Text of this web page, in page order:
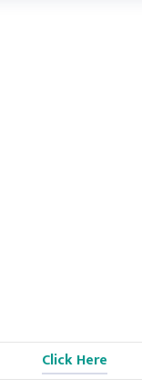
Click Here